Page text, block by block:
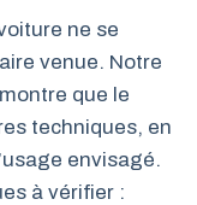
ne se
venue. Notre
que le
techniques, en
envisagé.
à vérifier :